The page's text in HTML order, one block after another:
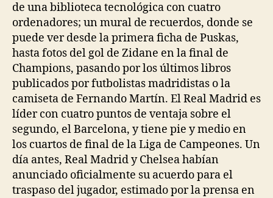
de una biblioteca tecnológica con cuatro
ordenadores; un mural de recuerdos, donde se
puede ver desde la primera ficha de Puskas,
hasta fotos del gol de Zidane en la final de
Champions, pasando por los últimos libros
publicados por futbolistas madridistas o la
camiseta de Fernando Martín. El Real Madrid es
líder con cuatro puntos de ventaja sobre el
segundo, el Barcelona, y tiene pie y medio en
los cuartos de final de la Liga de Campeones. Un
día antes, Real Madrid y Chelsea habían
anunciado oficialmente su acuerdo para el
traspaso del jugador, estimado por la prensa en